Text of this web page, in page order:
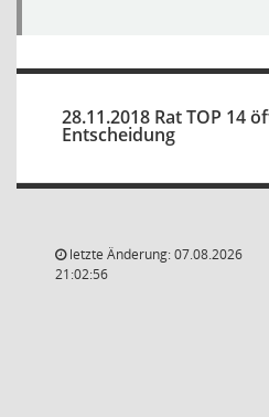
28.11.2018 Rat TOP 14
Entscheidung
letzte Änderung: 07.08.2026
21:02:56